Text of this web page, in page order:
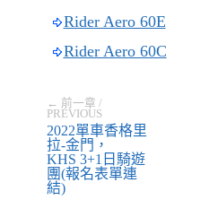
Rider Aero 60E
Rider Aero 60C
← 前一章 /
PREVIOUS
2022單車香格里
拉-金門，
KHS 3+1日騎遊
團(報名表單連
結)